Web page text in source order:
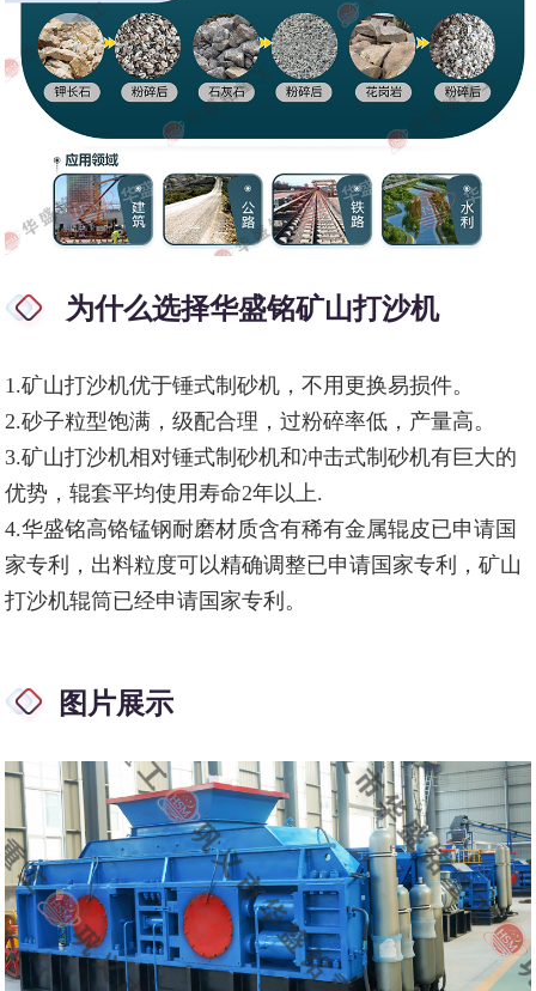
为什么选择华盛铭矿山打沙机
1.矿山打沙机优于锤式制砂机，不用更换易损件。
2.砂子粒型饱满，级配合理，过粉碎率低，产量高。
3.矿山打沙机相对锤式制砂机和冲击式制砂机有巨大的
优势，辊套平均使用寿命2年以上.
4.华盛铭高铬锰钢耐磨材质含有稀有金属辊皮已申请国
家专利，出料粒度可以精确调整已申请国家专利，矿山
打沙机辊筒已经申请国家专利。
图片展示